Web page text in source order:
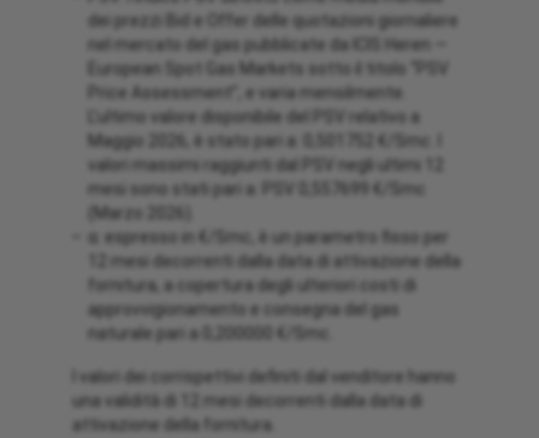
dei prezzi Bid e Offer delle quotazioni giornaliere
nel mercato del gas pubblicate da ICIS Heren —
European Spot Gas Markets sotto il titolo “PSV
Price Assessment”, e varia mensilmente.
L’ultimo valore disponibile del PSV relativo a
Maggio 2026, è stato pari a: 0,501752 €/Smc. I
valori massimi raggiunti dal PSV negli ultimi 12
mesi sono stati pari a: PSV 0,557699 €/Smc
(Marzo 2026).
α: espresso in €/Smc, è un parametro fisso per
12 mesi decorrenti dalla data di attivazione della
fornitura, a copertura degli ulteriori costi di
approvvigionamento e consegna del gas
naturale pari a 0,200000 €/Smc.
I valori dei corrispettivi definiti dal venditore hanno
una validità di 12 mesi decorrenti dalla data di
attivazione della fornitura.